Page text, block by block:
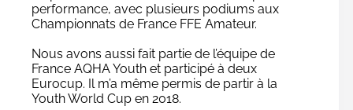
performance, avec plusieurs podiums aux
Championnats de France FFE Amateur.
Nous avons aussi fait partie de l’équipe de
France AQHA Youth et participé à deux
Eurocup. Il m’a même permis de partir à la
Youth World Cup en 2018.